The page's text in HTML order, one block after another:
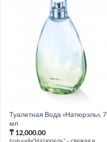
Туалетная Вода «Натюрэль»,
мл
₸12,000.00